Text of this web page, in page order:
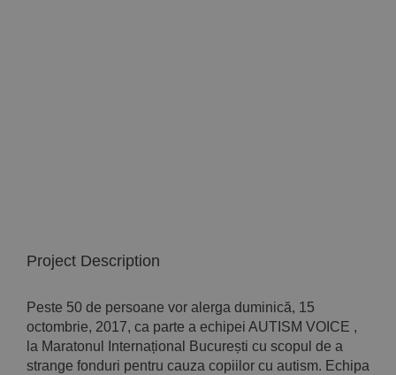
Project Description
Peste 50 de persoane vor alerga duminică, 15
octombrie, 2017, ca parte a echipei AUTISM VOICE ,
la Maratonul Internațional București cu scopul de a
strange fonduri pentru cauza copiilor cu autism. Echipa